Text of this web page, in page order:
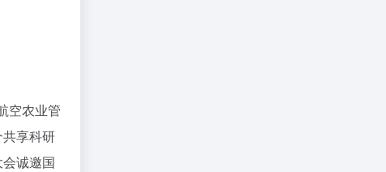
空农业管
享科研
诚邀国